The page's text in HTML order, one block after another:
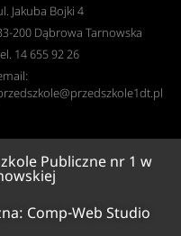
Jakuba Bojki 4
200 Dąbrowa Tarnowska
14 655 92 26
Publiczne nr 1 w
Comp-Web Studio